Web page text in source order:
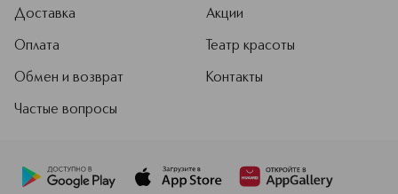
Доставка
Оплата
Обмен и возврат
Частые вопросы
Акции
Театр красоты
Контакты